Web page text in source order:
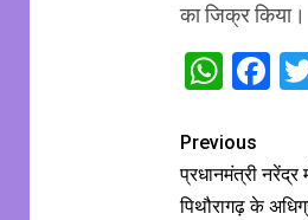
का जिक्र किया।
Previous
प्रधानमंत्री नरेंद्र
पिथौरागढ़ के